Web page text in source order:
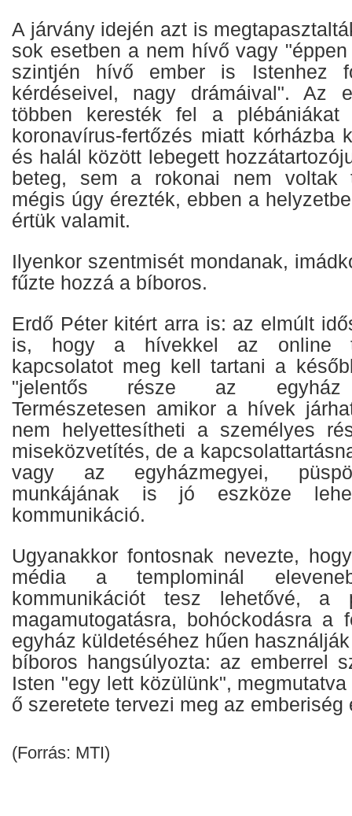
A járvány idején azt is
sok esetben a nem hívő vagy
szintjén hívő ember is Istenhez
kérdéseivel, nagy drámáival". Az
többen keresték fel a plébániákat
koronavírus-fertőzés miatt kórházba
és halál között lebegett
beteg, sem a rokonai nem voltak
mégis úgy érezték, ebben a
értük valamit.
Ilyenkor szentmisét mondanak,
fűzte hozzá a bíboros.
Erdő Péter kitért arra is: az elmúlt
is, hogy a hívekkel az online
kapcsolatot meg kell tartani a
"jelentős része az egyház
Természetesen amikor a hívek
nem helyettesítheti a személyes
miseközvetítés, de a
vagy az egyházmegyei,
munkájának is jó eszköze
kommunikáció.
Ugyanakkor fontosnak nevezte,
média a templominál
kommunikációt tesz lehetővé, a
magamutogatásra, bohóckodásra a
egyház küldetéséhez hűen
bíboros hangsúlyozta: az emberrel
Isten "egy lett közülünk",
ő szeretete tervezi meg az emberiség
(Forrás: MTI)